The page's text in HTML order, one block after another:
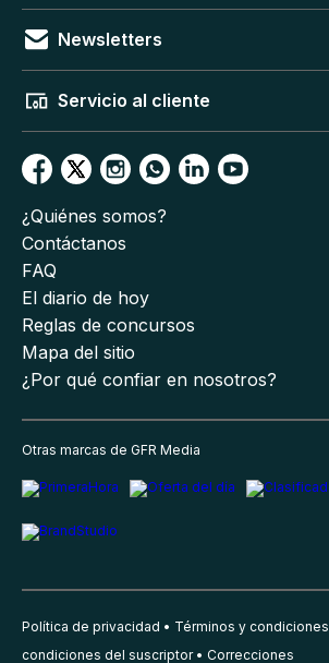
Newsletters
Servicio al cliente
¿Quiénes somos?
Contáctanos
FAQ
El diario de hoy
Reglas de concursos
Mapa del sitio
¿Por qué confiar en nosotros?
Otras marcas de GFR Media
Política de privacidad Términos y condiciones
condiciones del suscriptor
Correcciones